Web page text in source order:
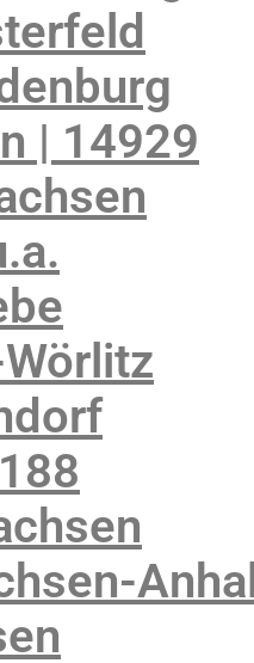
| 14929